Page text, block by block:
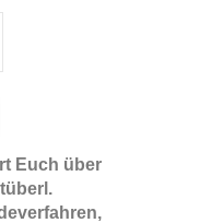
Euch über